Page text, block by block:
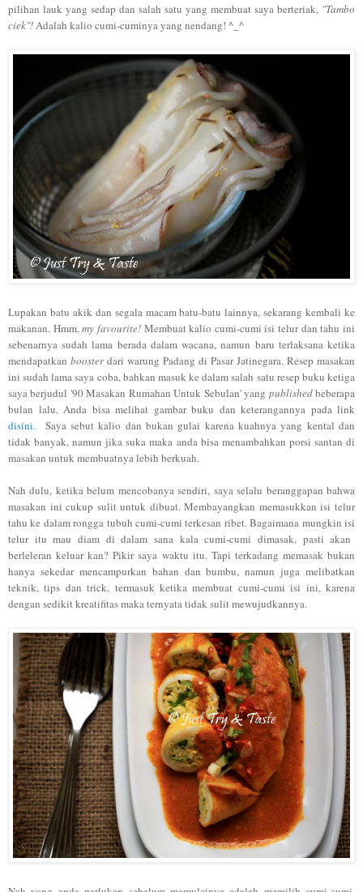
pilihan lauk yang sedap dan salah satu yang membuat saya berteriak, "Tambo
ciek"!Adalah kalio cumi-cuminya yang nendang! ^_^
Lupakan batu akik dan segala macam batu-batu lainnya, sekarang kembali ke
makanan. Hmm,my favourite!Membuatkalio cumi-cumi isi telur dan tahu ini
sebenarnya sudah lama berada dalam wacana, namun baru terlaksana ketika
mendapatkan boosterdari warung Padang di PasarJatinegara. Resep masakan
inisudah lama saya coba, bahkan masuk ke dalam salah satu resep buku ketiga
saya berjudul '90 Masakan RumahanUntuk Sebulan' yang publishedbeberapa
bulan lalu. Anda bisa melihat gambar buku dan keterangannya pada link
disini. Saya sebut kalio dan bukan gulai karena kuahnya yang kental dan
tidak banyak, namun jikasuka maka anda bisa menambahkan porsi santan di
masakan untuk membuatnya lebih berkuah.
Nah dulu, ketika belum mencobanya sendiri, saya selalu beranggapan bahwa
masakan ini cukup sulit untuk dibuat. Membayangkan memasukkanisi telur
tahu ke dalamrongga tubuh cumi-cumi terkesan ribet.Bagaimana mungkin isi
telur itu mau diam di dalam sana kala cumi-cumi dimasak, pasti akan
berlelerankeluarkan? Pikir saya waktu itu. Tapi terkadang memasak bukan
hanya sekedar mencampurkan bahan dan bumbu, namun juga melibatkan
teknik,tips dan trick, termasuk ketika membuat cumi-cumi isi ini, karena
dengan sedikit kreatifitas makaternyata tidak sulit mewujudkannya.